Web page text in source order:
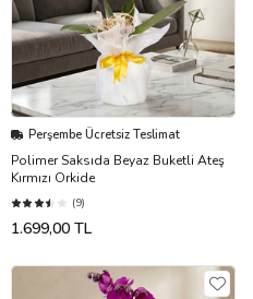
Perşembe Ücretsiz Teslimat
Polimer Saksıda Beyaz Buketli Ateş
Kırmızı Orkide
(9)
1.699,00 TL